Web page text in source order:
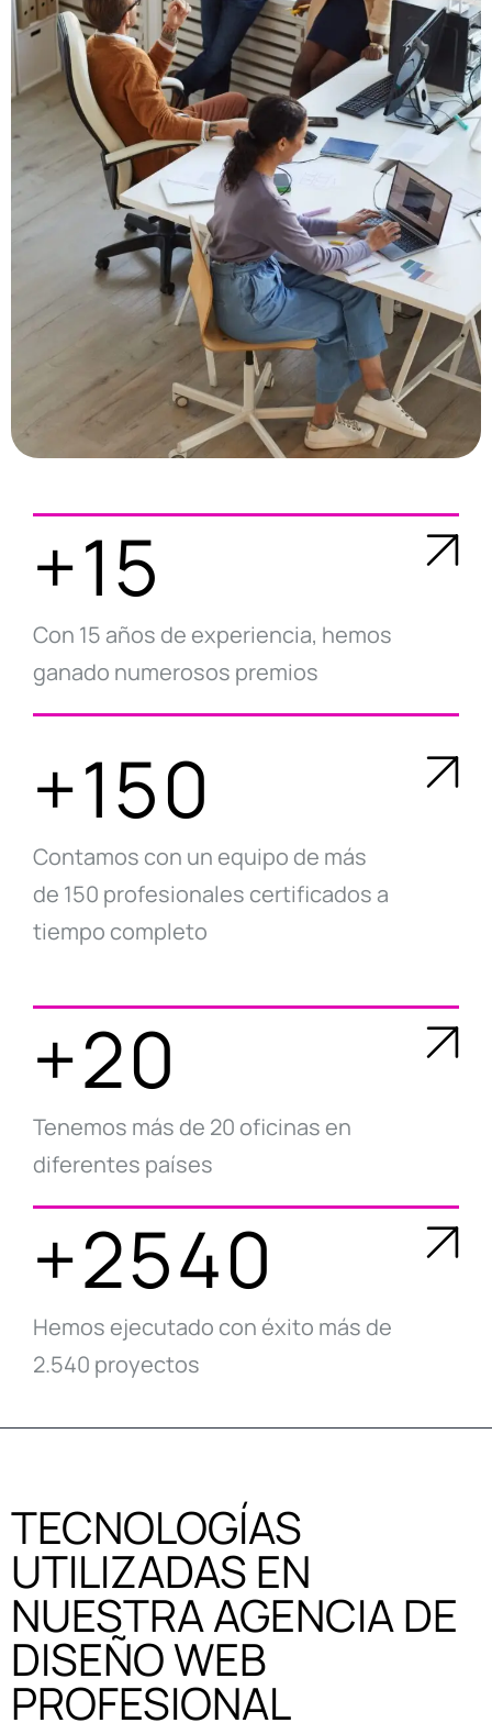
+15
Con 15 años de experiencia, hemos
ganado numerosos premios
+150
Contamos con un equipo de más
de 150 profesionales certificados a
tiempo completo
+20
Tenemos más de 20 oficinas en
diferentes países
+2540
Hemos ejecutado con éxito más de
2.540 proyectos
TECNOLOGÍAS
UTILIZADAS EN
NUESTRA AGENCIA DE
DISEÑO WEB
PROFESIONAL